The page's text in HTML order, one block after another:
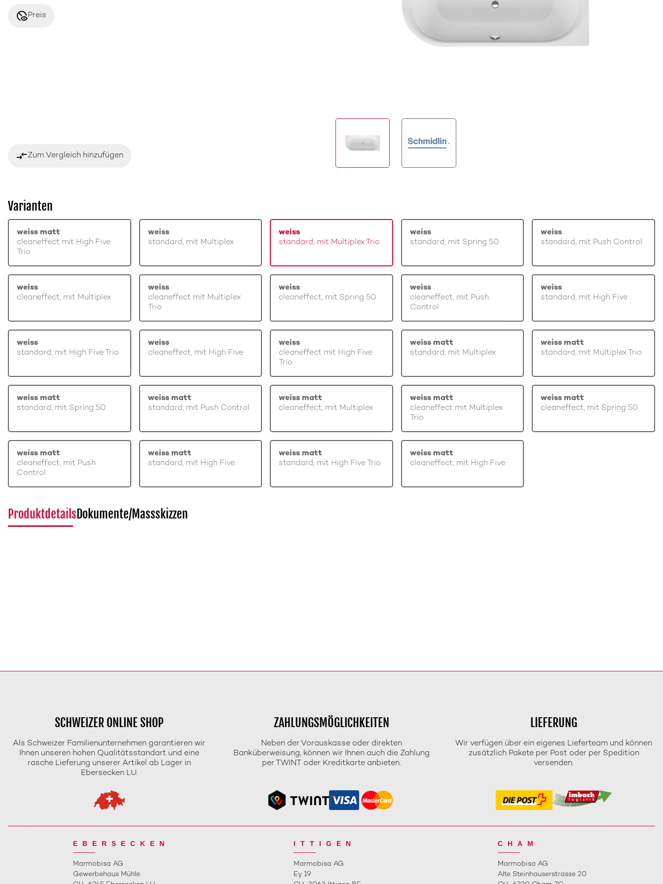
disabled_visiblePreis
compare_arrowsZum Vergleich hinzufügen
Varianten
weiss matt
cleaneffect mit High Five
Trio
weiss
standard, mit Multiplex
weiss
standard, mit Multiplex Trio
weiss
standard, mit Spring 50
weiss
standard, mit Push Control
weiss
cleaneffect, mit Multiplex
weiss
cleaneffect mit Multiplex
Trio
weiss
cleaneffect, mit Spring 50
weiss
cleaneffect, mit Push
Control
weiss
standard, mit High Five
weiss
standard, mit High Five Trio
weiss
cleaneffect, mit High Five
weiss
cleaneffect mit High Five
Trio
weiss matt
standard, mit Multiplex
weiss matt
standard, mit Multiplex Trio
weiss matt
standard, mit Spring 50
weiss matt
standard, mit Push Control
weiss matt
cleaneffect, mit Multiplex
weiss matt
cleaneffect mit Multiplex
Trio
weiss matt
cleaneffect, mit Spring 50
weiss matt
cleaneffect, mit Push
Control
weiss matt
standard, mit High Five
weiss matt
standard, mit High Five Trio
weiss matt
cleaneffect, mit High Five
ProduktdetailsDokumente/Massskizzen
SCHWEIZER ONLINE SHOP
Als Schweizer Familienunternehmen garantieren wir
Ihnen unseren hohen Qualitätsstandart und eine
rasche Lieferung unserer Artikel ab Lager in
Ebersecken LU.
ZAHLUNGSMÖGLICHKEITEN
Neben der Vorauskasse oder direkten
Banküberweisung, können wir Ihnen auch die Zahlung
per TWINT oder Kreditkarte anbieten.
LIEFERUNG
Wir verfügen über ein eigenes Lieferteam und können
zusätzlich Pakete per Post oder per Spedition
versenden.
EBERSECKEN
Marmobisa AG
Gewerbehaus Mühle
ITTIGEN
Marmobisa AG
Ey 19
CHAM
Marmobisa AG
Alte Steinhauserstrasse 20